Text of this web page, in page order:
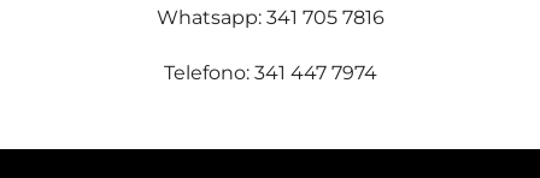
Whatsapp: 341 705 7816
Telefono: 341 447 7974